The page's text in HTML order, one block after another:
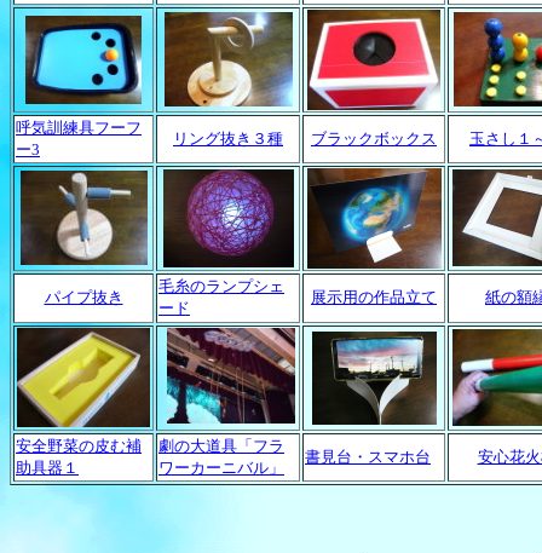
呼気訓練具フーフ
ー3
リング抜き３種 ブラックボックス 玉さし１
パイプ抜き
毛糸のランプシェ
ード
展示用の作品立て 紙の額
安全野菜の皮む補
助具器１
劇の大道具「フラ
ワーカーニバル」
書見台・スマホ台 安心花